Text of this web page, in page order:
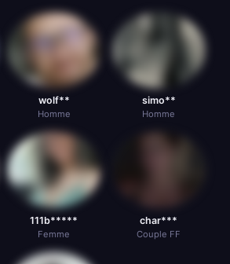
wolf**
Homme
simo**
Homme
111b*****
Femme
char***
Couple FF